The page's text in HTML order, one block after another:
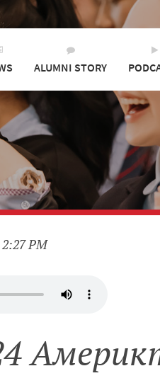
ALUMNI STORY
PM